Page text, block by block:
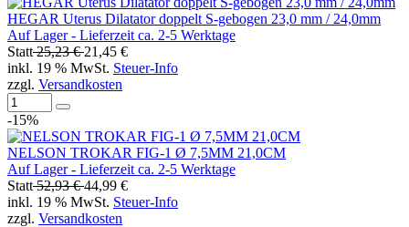
HEGAR Uterus Dilatator doppelt S-gebogen 23,0 mm / 24,0mm
Auf Lager - Lieferzeit ca. 2-5 Werktage
Statt25,23 €21,45 €
inkl. 19 % MwSt. Steuer-Info
zzgl. Versandkosten
-15%
NELSON TROKAR FIG-1 Ø 7,5MM 21,0CM
Auf Lager - Lieferzeit ca. 2-5 Werktage
Statt52,93 €44,99 €
inkl. 19 % MwSt. Steuer-Info
zzgl. Versandkosten